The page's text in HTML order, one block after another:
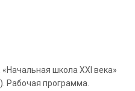
школа XXI века»
Рабочая программа.